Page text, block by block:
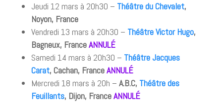
Jeudi 12 mars à 20h30 – Théâtre du Chevalet,
Noyon, France
Vendredi 13 mars à 20h30 – Théâtre Victor Hugo,
Bagneux, FranceANNULÉ
Samedi 14 mars à 20h30 – Théâtre Jacques
Carat, Cachan, FranceANNULÉ
Mercredi 18 mars à 20h – A.B.C, Théâtre des
Feuillants, Dijon, FranceANNULÉ